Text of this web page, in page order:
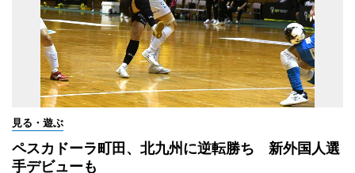
見る・遊ぶ
ペスカドーラ町田、北九州に逆転勝ち 新外国人選
手デビューも